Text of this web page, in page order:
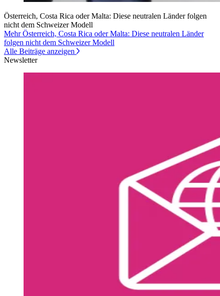
Österreich, Costa Rica oder Malta: Diese neutralen Länder folgen
nicht dem Schweizer Modell
Mehr Österreich, Costa Rica oder Malta: Diese neutralen Länder
folgen nicht dem Schweizer Modell
Alle Beiträge anzeigen
Newsletter